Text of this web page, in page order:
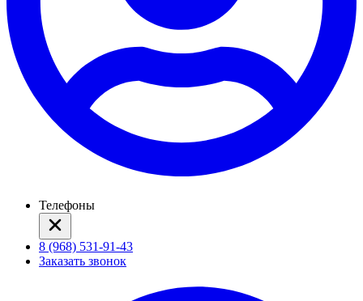
Телефоны
8 (968) 531-91-43
Заказать звонок